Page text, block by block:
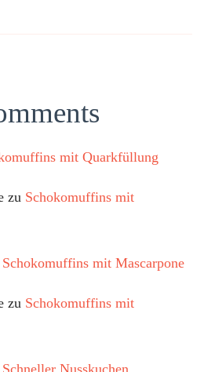
mit Quarkfüllung
zu Schokomuffins mit
Schokomuffins mit Mascarpone
zu Schokomuffins mit